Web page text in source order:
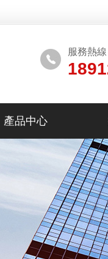
服務熱線
產品中心